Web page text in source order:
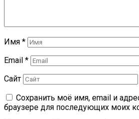
Имя *
Email *
Сайт
Сохранить моё имя, email и
браузере для последующих моих